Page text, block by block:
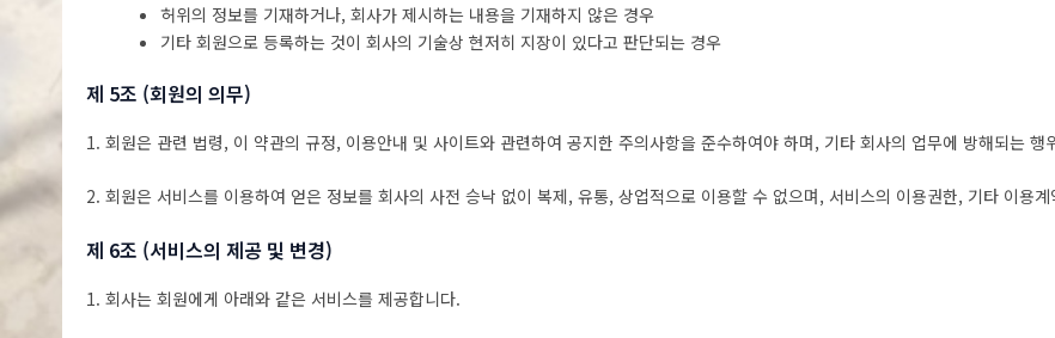
허위의 정보를 기재하거나, 회사가 제시하는 내용을 기재하지 않은 경우
기타 회원으로 등록하는 것이 회사의 기술상 현저히 지장이 있다고 판단되는 경우
제 5조 (회원의 의무)
1. 회원은 관련 법령, 이 약관의 규정, 이용안내 및 사이트와 관련하여 공지한 주의사항을 준수하여야 하며, 기타 회사의 업무에 방해되는 행
2. 회원은 서비스를 이용하여 얻은 정보를 회사의 사전 승낙 없이 복제, 유통, 상업적으로 이용할 수 없으며, 서비스의 이용권한, 기타 이용
제 6조 (서비스의 제공 및 변경)
1. 회사는 회원에게 아래와 같은 서비스를 제공합니다.